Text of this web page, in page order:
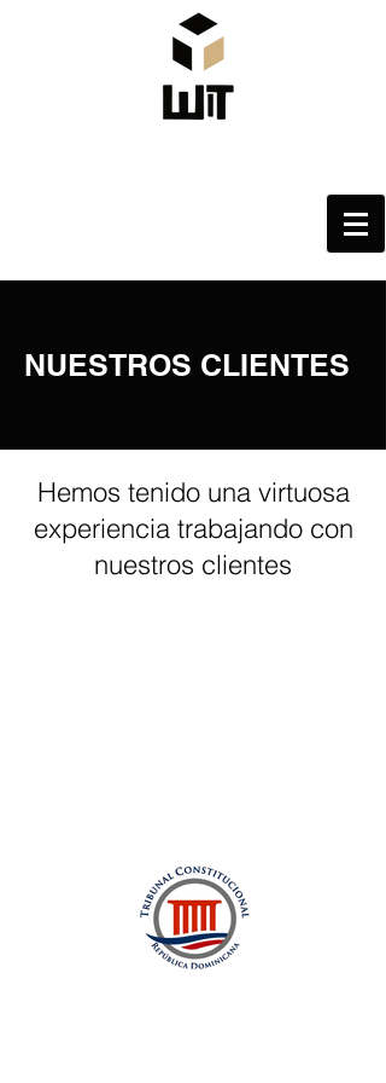
NUESTROS CLIENTES
Hemos tenido una virtuosa
experiencia trabajando con
nuestros clientes